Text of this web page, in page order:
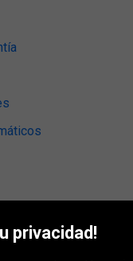
privacidad!